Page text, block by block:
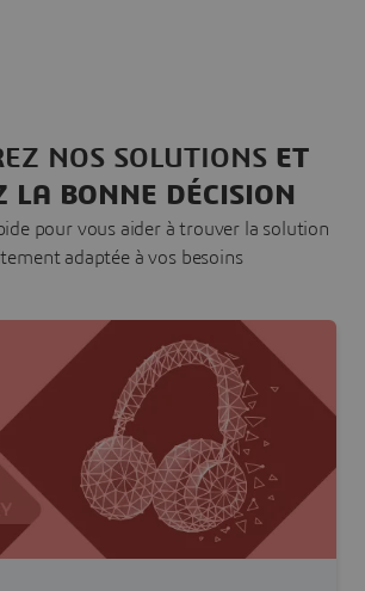
NOS SOLUTIONS ET
LA BONNE DÉCISION
pour vous aider à trouver la solution
adaptée à vos besoins